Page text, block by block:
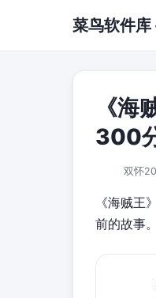
菜鸟软件库
《
300
双怀
《海贼
前的故事。